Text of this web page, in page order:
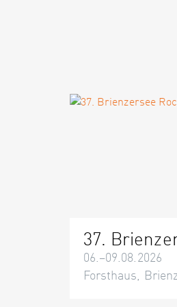
37.
06.–09.08.2026
Forsthaus, Brienz